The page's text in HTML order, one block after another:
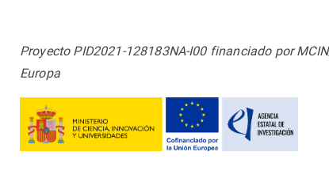
Proyecto PID2021-128183NA-I00 financiado por
Europa